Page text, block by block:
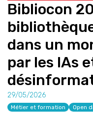
Bibliocon
dans un
par les IAs
29/05/2026
Métier et formation Open